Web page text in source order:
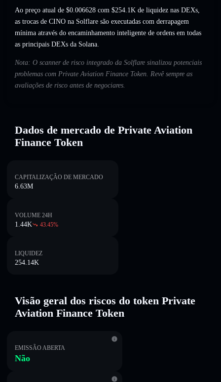
Ao preço atual de $0.006628 com $254.1K de liquidez nas DEXs,
as trocas de CINO na Solflare são executadas com derrapagem
mínima através do encaminhamento inteligente de ordens em todas
as principais DEXs da Solana.
Nota: O scanner de risco integrado da Solflare sinalizou potenciais
problemas com Private Aviation Finance Token. Revê sempre as
avaliações de risco antes de negociares.
Dados de mercado de Private Aviation
Finance Token
CAPITALIZAÇÃO DE MERCADO
6.63M
VOLUME 24H
1.44K 43.45%
LIQUIDEZ
254.14K
Visão geral dos riscos do token Private
Aviation Finance Token
EMISSÃO ABERTA
Não